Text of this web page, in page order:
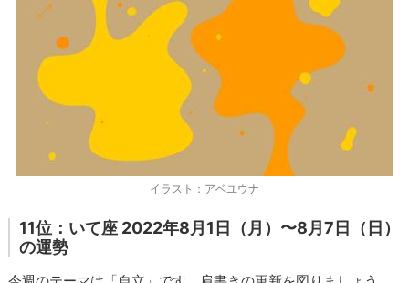
イラスト：アベユウナ
11位：いて座 2022年8月1日（月）〜8月7日（日）
の運勢